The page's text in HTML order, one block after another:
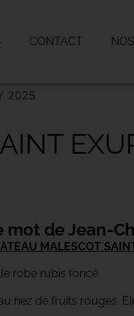
CONTACT
2025
mot de Jean-
MALESCOT
robe rubis foncé
nez de fruits rouges.